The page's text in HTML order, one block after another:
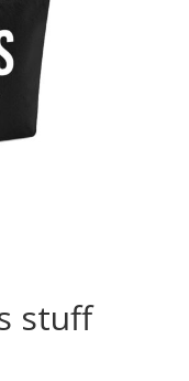
stuff